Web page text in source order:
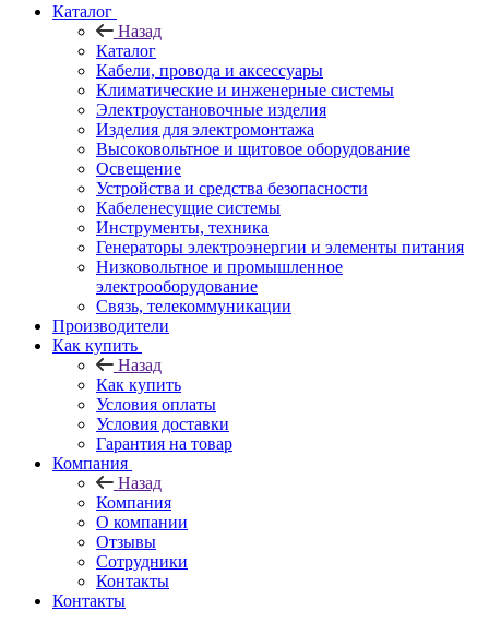
Каталог
Назад
Каталог
Кабели, провода и аксессуары
Климатические и инженерные системы
Электроустановочные изделия
Изделия для электромонтажа
Высоковольтное и щитовое оборудование
Освещение
Устройства и средства безопасности
Кабеленесущие системы
Инструменты, техника
Генераторы электроэнергии и элементы питания
Низковольтное и промышленное
электрооборудование
Связь, телекоммуникации
Производители
Как купить
Назад
Как купить
Условия оплаты
Условия доставки
Гарантия на товар
Компания
Назад
Компания
О компании
Отзывы
Сотрудники
Контакты
Контакты